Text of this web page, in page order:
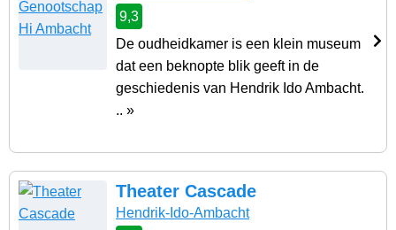
9,3
De oudheidkamer is een klein museum
dat een beknopte blik geeft in de
geschiedenis van Hendrik Ido Ambacht.
.. »
Theater Cascade
Hendrik-Ido-Ambacht